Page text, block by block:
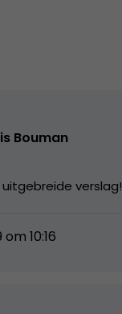
Bouman
verslag!
10:16